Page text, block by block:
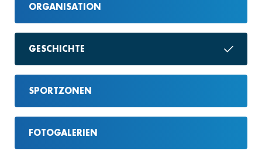
ORGANISATION
GESCHICHTE
SPORTZONEN
FOTOGALERIEN